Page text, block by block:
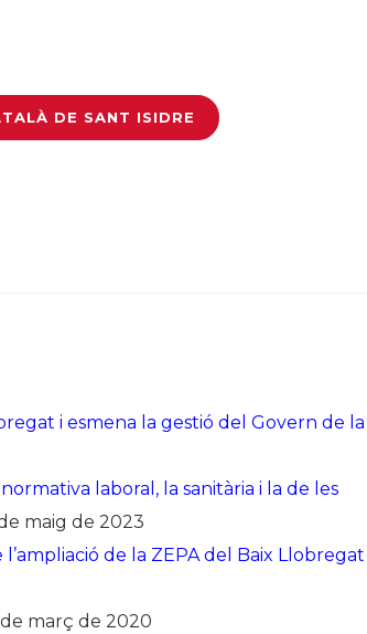
DE SANT ISIDRE
i esmena la gestió del Govern de la
laboral, la sanitària i la de les
maig de 2023
de la ZEPA del Baix Llobregat
març de 2020